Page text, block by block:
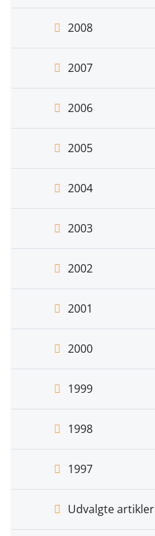
2008
2007
2006
2005
2004
2003
2002
2001
2000
1999
1998
1997
Udvalgte artikler